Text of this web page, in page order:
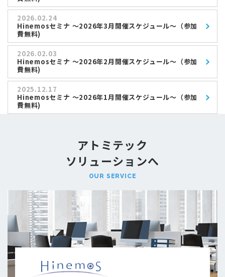
2026.02.24
Hinemosセミナ ～2026年3月開催スケジュール～（参加
費無料)
2026.02.03
Hinemosセミナ ～2026年2月開催スケジュール～（参加
費無料)
2025.12.17
Hinemosセミナ ～2026年1月開催スケジュール～（参加
費無料)
アトミテック
ソリューションへ
OUR SERVICE